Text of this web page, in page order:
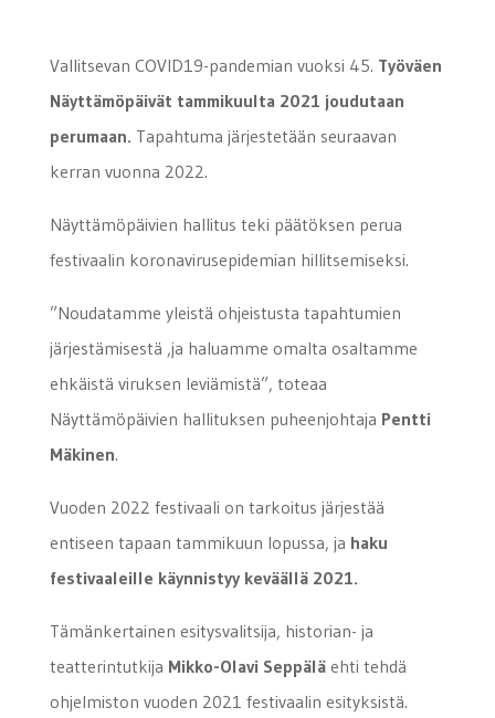
Vallitsevan COVID19-pandemian vuoksi 45. Työväen
Näyttämöpäivät tammikuulta 2021 joudutaan
perumaan. Tapahtuma järjestetään seuraavan
kerran vuonna 2022.
Näyttämöpäivien hallitus teki päätöksen perua
festivaalin koronavirusepidemian hillitsemiseksi.
”Noudatamme yleistä ohjeistusta tapahtumien
järjestämisestä ,ja haluamme omalta osaltamme
ehkäistä viruksen leviämistä”, toteaa
Näyttämöpäivien hallituksen puheenjohtaja Pentti
Mäkinen.
Vuoden 2022 festivaali on tarkoitus järjestää
entiseen tapaan tammikuun lopussa, ja haku
festivaaleille käynnistyy keväällä 2021.
Tämänkertainen esitysvalitsija, historian- ja
teatterintutkija Mikko-Olavi Seppäläehti tehdä
ohjelmiston vuoden 2021 festivaalin esityksistä.